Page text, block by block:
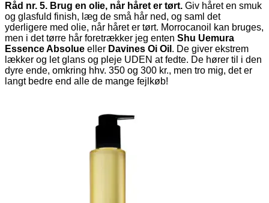
Råd nr. 5. Brug en olie, når håret er tørt. Giv håret en smuk
og glasfuld finish, læg de små hår ned, og saml det
yderligere med olie, når håret er tørt. Morrocanoil kan bruges,
men i det tørre hår foretrækker jeg enten Shu Uemura
Essence Absolue eller Davines Oi Oil . De giver ekstrem
lækker og let glans og pleje UDEN at fedte. De hører til i den
dyre ende, omkring hhv. 350 og 300 kr., men tro mig, det er
langt bedre end alle de mange fejlkøb!